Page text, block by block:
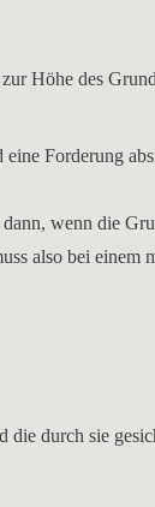
Höhe des
eine Forderung
wenn die
also bei einem
die durch sie